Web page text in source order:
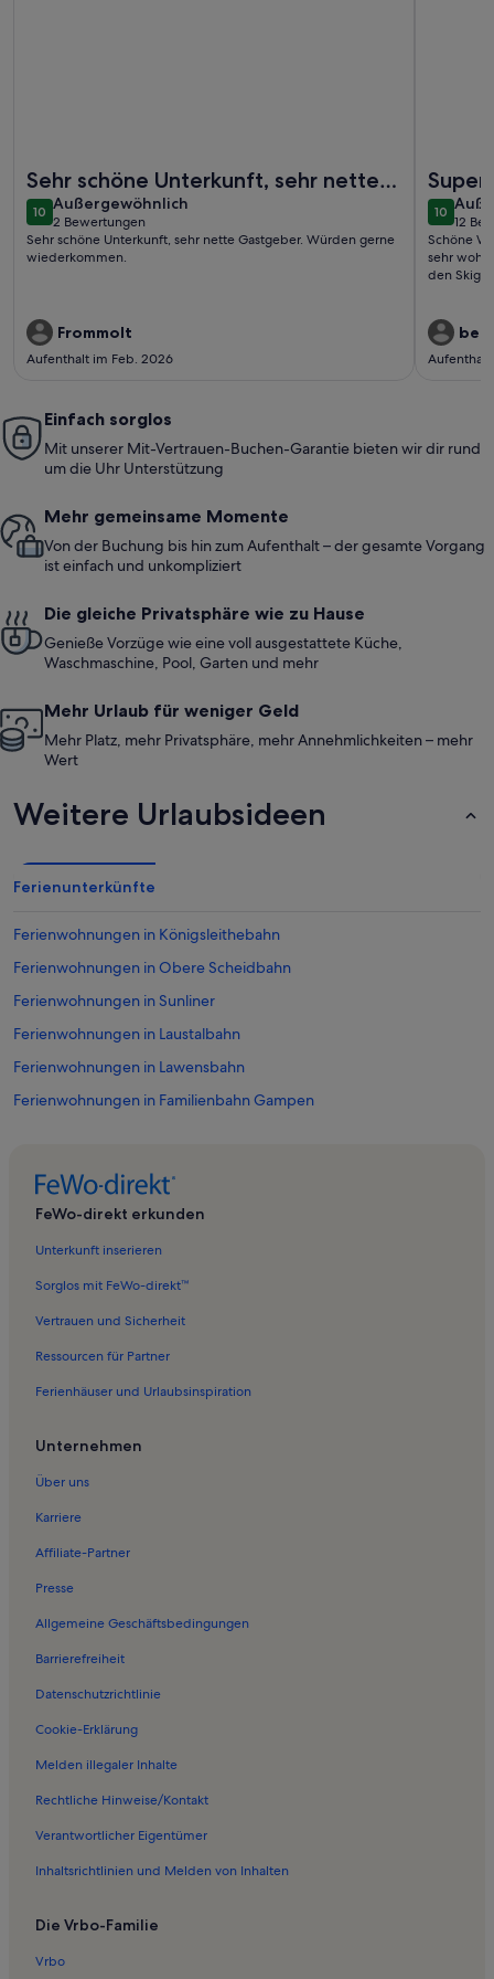
Sehr schöne Unterkunft, sehr nette
Gastgeber. Würden gerne
wiederkommen.
1010 von 10
Außergewöhnlich
außergewöhnlich
2 Bewertungen
(2
bewertungen)
Sehr schöne Unterkunft, sehr nette Gastgeber. Würden gerne
wiederkommen.
Frommolt
Aufenthalt im Feb. 2026
Super
1010 von
12
(12
Schöne
sehr wohl
den
Einfach sorglos
Mit unserer Mit-Vertrauen-Buchen-Garantie bieten wir dir rund
um die Uhr Unterstützung
Mehr gemeinsame Momente
Von der Buchung bis hin zum Aufenthalt – der gesamte Vorgang
ist einfach und unkompliziert
Die gleiche Privatsphäre wie zu Hause
Genieße Vorzüge wie eine voll ausgestattete Küche,
Waschmaschine, Pool, Garten und mehr
Mehr Urlaub für weniger Geld
Mehr Platz, mehr Privatsphäre, mehr Annehmlichkeiten – mehr
Wert
Weitere Urlaubsideen
Ferienunterkünfte
Ferienwohnungen in Königsleithebahn
Ferienwohnungen in Obere Scheidbahn
Ferienwohnungen in Sunliner
Ferienwohnungen in Laustalbahn
Ferienwohnungen in Lawensbahn
Ferienwohnungen in Familienbahn Gampen
Ferienwohnungen in Pezidbahn
Ferienwohnungen in Alpkopfbahn
Ferienwohnungen in Planseggbahn
Ferienwohnungen in Komperdellbahn
Ferienwohnungen in Serfauser Sauser
Ferienwohnungen in Moosbahn
Ferienwohnungen in Königsleithebahn
Ferienwohnungen in Planseggbahn
Ferienwohnungen in Lazidbahn
Ferienwohnungen in Tösens
Ferienwohnungen in Arrezjochbahn
Ferienwohnungen in Serfaus
Ferienwohnungen in Schlepplift Rauhkopf
Häuser in Bikepark Serfaus-Fiss-Ladis
Haustierfreundliche Ferienunterkünfte nahe Bikepark Serfaus-Fiss-
FeWo-direkt erkunden
Unterkunft inserieren
Sorglos mit FeWo-direkt™
Vertrauen und Sicherheit
Ressourcen für Partner
Ferienhäuser und Urlaubsinspiration
Unternehmen
Über uns
Karriere
Affiliate-Partner
Presse
Allgemeine Geschäftsbedingungen
Barrierefreiheit
Datenschutzrichtlinie
Cookie-Erklärung
Melden illegaler Inhalte
Rechtliche Hinweise/Kontakt
Verantwortlicher Eigentümer
Inhaltsrichtlinien und Melden von Inhalten
Die Vrbo-Familie
Vrbo